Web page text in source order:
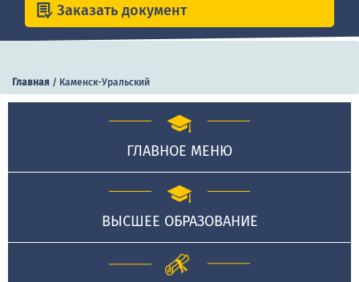
Заказать документ
Главная / Каменск-Уральский
ГЛАВНОЕ МЕНЮ
ВЫСШЕЕ ОБРАЗОВАНИЕ